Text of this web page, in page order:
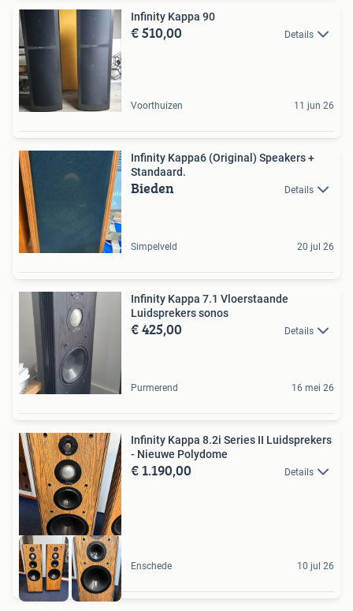
Infinity Kappa 90
€ 510,00 Details
Voorthuizen 11 jun 26
Infinity Kappa6 (Original) Speakers +
Standaard.
Bieden Details
Simpelveld 20 jul 26
Infinity Kappa 7.1 Vloerstaande
Luidsprekers sonos
€ 425,00 Details
Purmerend 16 mei 26
Infinity Kappa 8.2i Series II Luidsprekers
- Nieuwe Polydome
€ 1.190,00 Details
Enschede 10 jul 26